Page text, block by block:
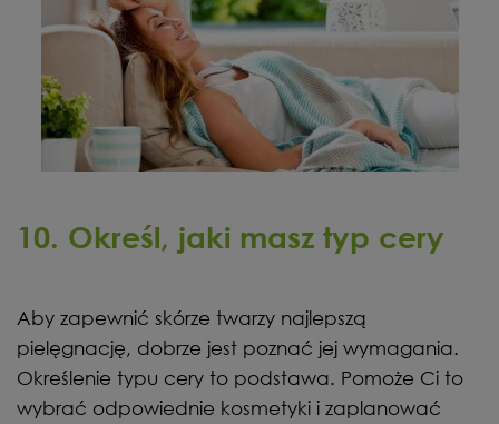
10. Określ, jaki masz typ cery
Aby zapewnić skórze twarzy najlepszą
pielęgnację, dobrze jest poznać jej wymagania.
Określenie typu cery to podstawa. Pomoże Ci to
wybrać odpowiednie kosmetyki i zaplanować